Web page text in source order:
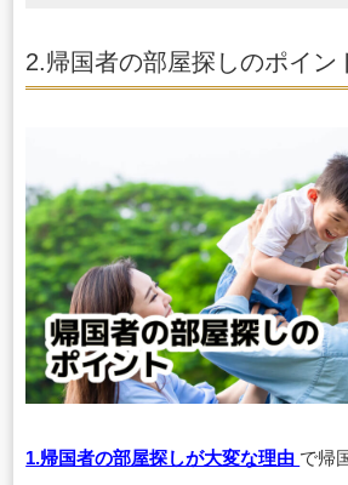
2.帰国者の部屋探しのポイン
1.帰国者の部屋探しが大変な理由 で帰